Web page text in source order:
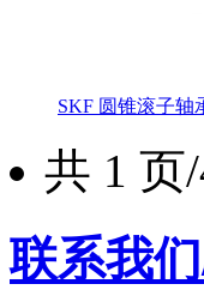
SKF 圆锥滚子轴
共 1 页
联系我